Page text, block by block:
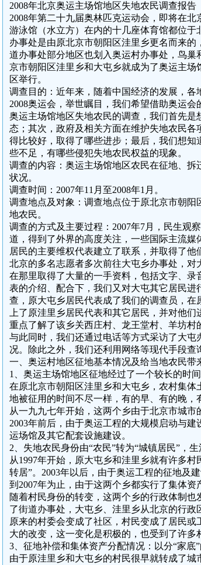
2008年北京奥运主场馆地区失地农民调查报告
2008年第二十九届奥林匹克运动会，即将在
游泳馆（水立方）在内的十几座体育馆都位
办事处是由原北京市朝阳区洼里乡更名而来
道办事处部分地区也划入奥运村办事处，鸟
京市朝阳区洼里乡和大屯乡就成为了奥运主
区举行。
调查目的：近年来，随着中国经济的发展，各
2008奥运会，举世瞩目，我们希望借助奥运
奥运主场馆地区失地农民的调查，我们首先
态；其次，政府及相关方面在维护失地农民
得比较好，取得了哪些进步；最后，我们想
些不足，有哪些侵犯失地农民权益的现象。
调查的内容：奥运主场馆地区农民在征地、
状况。
调查时间：2007年11月至2008年1月。
调查地点及对象：调查地点位于原北京市朝
地农民。
调查的方式及主要过程：2007年7月，民生观
道，得到了外界的高度关注，一些国际主流
居民的主要维权代表建立了联系，并取得了
北京的多名志愿者多次前往大屯乡办事处，
在那里取得了大量的一手资料，包括文字、
表的介绍、配合下，我们又对大屯其它居民
查，原大屯乡居民代表成了我们的调查员，
上了原洼里乡居民代表和其它居民，并对他
重点了解了该乡关西庄村、龙王堂村、羊坊村
与此同时，我们还通过电话等方式采访了大
况。除此之外，我们还利用网络等现代手段查
一、奥运村地区征地基本情况及给当地农民带
1、奥运主场馆地区征地经过了一个较长的时间
在原北京市朝阳区洼里乡和大屯乡，农村集
地被征用的时间不尽一样，有的早、有的晚，
从一九九七年开始，这两个乡由于北京市城
2003年前后，由于奥运工程的大规模启动与
运场馆及其它配套设施建设。
2、失地农民身份由“农民”转为“城镇居民”，
从1997年开始，原大屯乡和洼里乡就有许多
转居”。2003年以后，由于奥运工程的征地及
到2007年为止，由于这两个乡都实行了集体资
随着村民身份的转变，这两个乡的行政体制
了街道办事处，大屯乡、洼里乡从北京的行政
原来的村委会变成了社区，村民变成了居民
大的改变，这一变化是积极的，也受到了许多
3、征地补偿和集体资产分配情况：以分“家
由于原洼里乡和大屯乡的村民很早就转成了